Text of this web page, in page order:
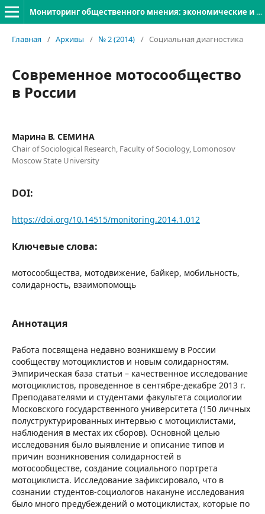
Мониторинг общественного мнения: экономические и социальные перемены
Главная / Архивы / № 2 (2014) / Социальная диагностика
Современное мотосообщество
в России
Марина В. СЕМИНА
Chair of Sociological Research, Faculty of Sociology, Lomonosov
Moscow State University
DOI:
https://doi.org/10.14515/monitoring.2014.1.012
Ключевые слова:
мотосообщества, мотодвижение, байкер, мобильность,
солидарность, взаимопомощь
Аннотация
Работа посвящена недавно возникшему в России
сообществу мотоциклистов и новым солидарностям.
Эмпирическая база статьи – качественное исследование
мотоциклистов, проведенное в сентябре-декабре 2013 г.
Преподавателями и студентами факультета социологии
Московского государственного университета (150 личных
полуструктурированных интервью с мотоциклистами,
наблюдения в местах их сборов). Основной целью
исследования было выявление и описание типов и
причин возникновения солидарностей в
мотосообществе, создание социального портрета
мотоциклиста. Исследование зафиксировало, что в
сознании студентов-социологов накануне исследования
было много предубеждений о мотоциклистах, которые по